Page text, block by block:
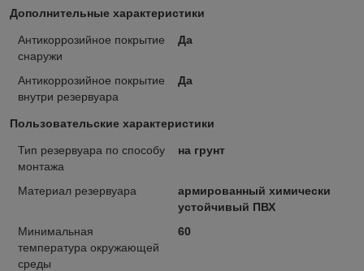
Дополнительные характеристики
Антикоррозийное покрытие
снаружи
Да
Антикоррозийное покрытие
внутри резервуара
Да
Пользовательские характеристики
Тип резервуара по способу
монтажа
на грунт
Материал резервуара
армированный химически
устойчивый ПВХ
Минимальная
температура окружающей
среды
60